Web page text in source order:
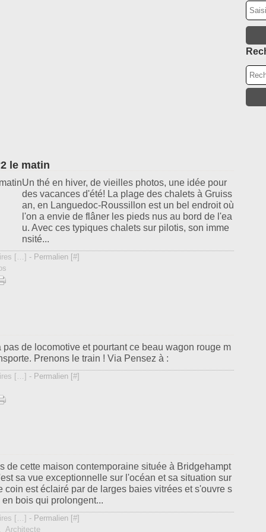
le matin
Un thé en hiver, de vieilles photos, une idée pour
des vacances d'été! La plage des chalets à Gruiss
an, en Languedoc-Roussillon est un bel endroit où
l'on a envie de flâner les pieds nus au bord de l'ea
u. Avec ces typiques chalets sur pilotis, son imme
nsité...
[ …] - Permalien [#]
pas de locomotive et pourtant ce beau wagon rouge m
Prenons le train ! Via Pensez à :
[ …] - Permalien [#]
de cette maison contemporaine située à Bridgehampt
sa vue exceptionnelle sur l'océan et sa situation sur
coin est éclairé par de larges baies vitrées et s'ouvre s
bois qui prolongent...
[ …] - Permalien [#]
Architecte